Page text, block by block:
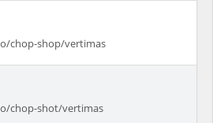
chop-shop/vertimas
chop-shot/vertimas